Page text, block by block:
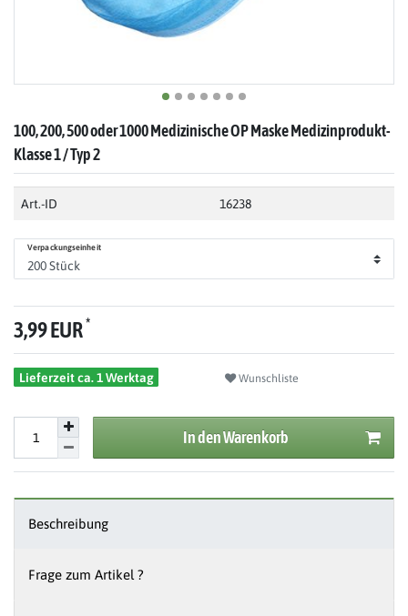
100, 200, 500 oder 1000 Medizinische OP Maske Medizinprodukt-
Klasse 1 / Typ 2
Art.-ID 16238
Verpackungseinheit
3,99 EUR*
Lieferzeit ca. 1 Werktag Wunschliste
In den Warenkorb
Beschreibung
Frage zum Artikel ?